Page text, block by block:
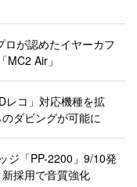
ロが認めたイヤーカフ
Air」
レコ」対応機種を拡
ダビングが可能に
ジ「PP-2200」9/10発
採用で音質強化